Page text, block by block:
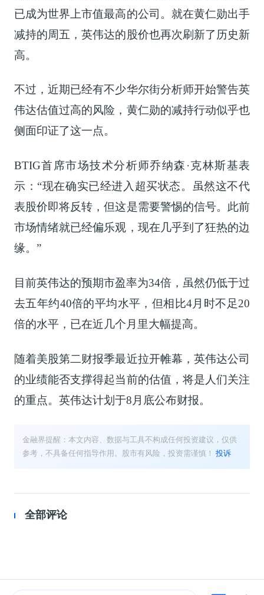
已成为世界上市值最高的公司。就在黄仁勋出手
减持的周五，英伟达的股价也再次刷新了历史新
高。
不过，近期已经有不少华尔街分析师开始警告英
伟达估值过高的风险，黄仁勋的减持行动似乎也
侧面印证了这一点。
BTIG首席市场技术分析师乔纳森·克林斯基表
示：“现在确实已经进入超买状态。虽然这不代
表股价即将反转，但这是需要警惕的信号。此前
市场情绪就已经偏乐观，现在几乎到了狂热的边
缘。”
目前英伟达的预期市盈率为34倍，虽然仍低于过
去五年约40倍的平均水平，但相比4月时不足20
倍的水平，已在近几个月里大幅提高。
随着美股第二财报季最近拉开帷幕，英伟达公司
的业绩能否支撑得起当前的估值，将是人们关注
的重点。英伟达计划于8月底公布财报。
金融界提醒：本文内容、数据与工具不构成任何投资建议，仅供
参考，不具备任何指导作用。股市有风险，投资需谨慎！投诉
全部评论